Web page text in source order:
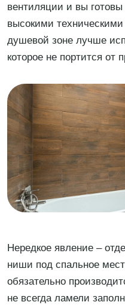
вентиляции и вы
высокими
душевой зоне лучше
которое не портится от
Нередкое явление –
ниши под спальное
обязательно
не всегда ламели